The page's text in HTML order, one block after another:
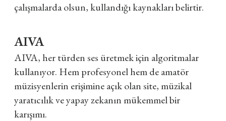
çalışmalarda olsun, kullandığı kaynakları belirtir.
AIVA
AIVA, her türden ses üretmek için algoritmalar
kullanıyor. Hem profesyonel hem de amatör
müzisyenlerin erişimine açık olan site, müzikal
yaratıcılık ve yapay zekanın mükemmel bir
karışımı.